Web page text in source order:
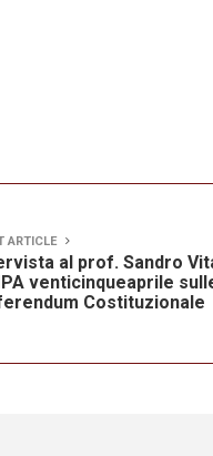
ARTICLE
al prof. Sandro
venticinqueaprile
Costituzionale